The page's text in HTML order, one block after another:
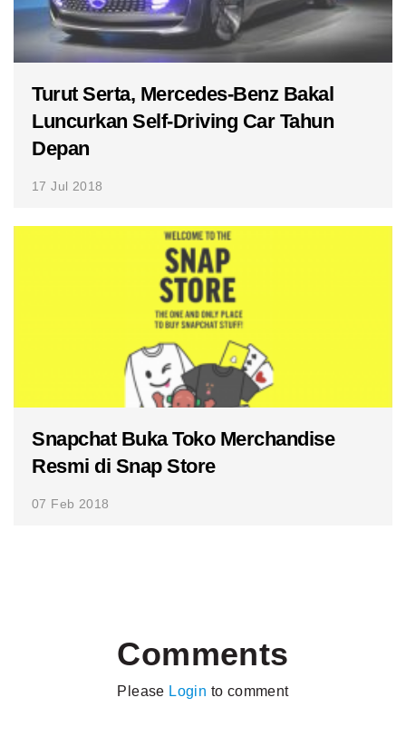
Turut Serta, Mercedes-Benz Bakal
Luncurkan Self-Driving Car Tahun
Depan
17 Jul 2018
Snapchat Buka Toko Merchandise
Resmi di Snap Store
07 Feb 2018
Comments
Please Login to comment